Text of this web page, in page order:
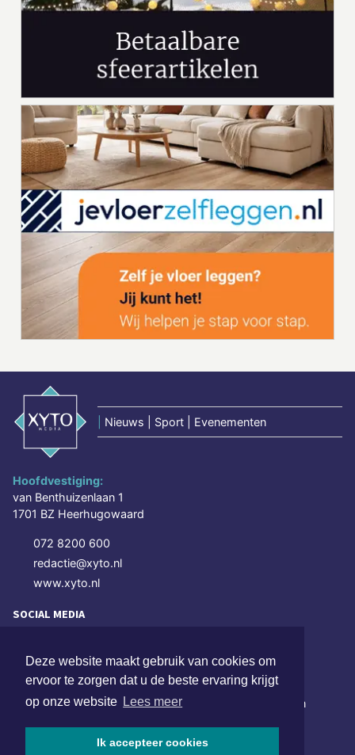
Deze website maakt gebruik van cookies om
ervoor te zorgen dat u de beste ervaring krijgt
op onze website Lees meer
Ik accepteer cookies
Nieuws | Sport | Evenementen
Hoofdvestiging:
van Benthuizenlaan 1
1701 BZ Heerhugowaard
072 8200 600
redactie@xyto.nl
www.xyto.nl
SOCIAL MEDIA
NIEUWSBRIEF AANMELDEN
Schrijf je in voor onze nieuwsbrief en krijg wekelijks een